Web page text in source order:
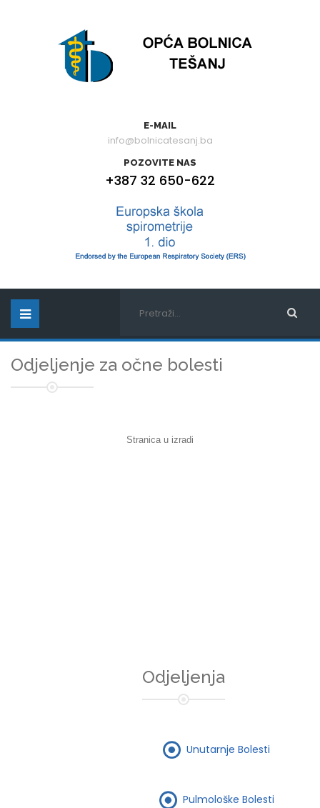
E-MAIL
info@bolnicatesanj.ba
POZOVITE NAS
+387 32 650-622
Odjeljenje za očne bolesti
Stranica u izradi
Odjeljenja
Unutarnje Bolesti
Pulmološke Bolesti